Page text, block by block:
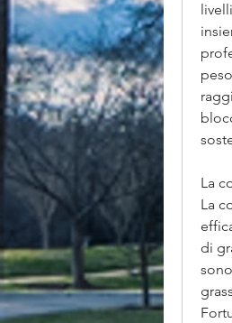
La
La
di